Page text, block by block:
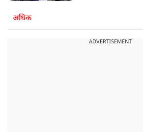
अधिक
ADVERTISEMENT